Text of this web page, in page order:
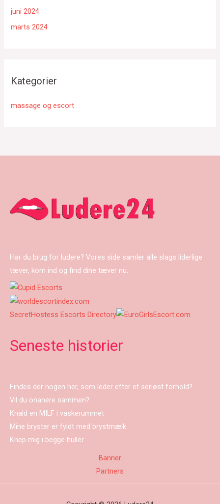
juni 2024
marts 2024
Kategorier
massage og escort
Har du brug for ludere? Vores side samler alle slags liderlige
tæver, kom ind og find dine tæver nu.
SecretHostess Escorts Directory
Seneste historier
Findes der nogen her, som leder efter et seriøst forhold?
Vil du onanere sammen?
Knald en MILF i vaskerummet
Mine bryster er fyldt med brystmælk
Knep mig i begge huller
Banner
Partners